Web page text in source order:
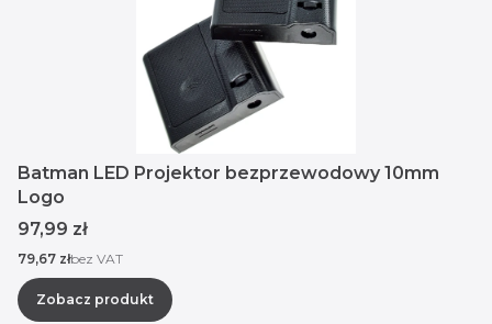
Batman LED Projektor bezprzewodowy 10mm
Logo
Cena
97,99 zł
Cena
79,67 złbez VAT
Zobacz produkt